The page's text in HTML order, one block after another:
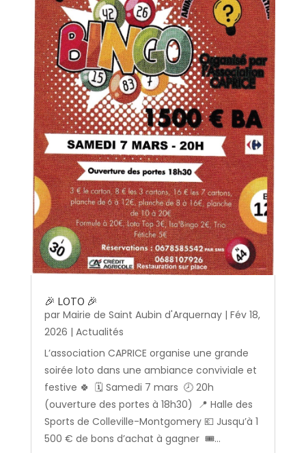
🎉 LOTO 🎉
par Mairie de Saint Aubin d'Arquernay| Fév 18,
2026 | Actualités
L’association CAPRICE organise une grande
soirée loto dans une ambiance conviviale et
festive 🍀 🗓️ Samedi 7 mars 🕗 20h
(ouverture des portes à 18h30) 📍 Halle des
Sports de Colleville-Montgomery 💶 Jusqu’à 1
500 € de bons d’achat à gagner 🎟️...